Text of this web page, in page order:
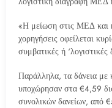
«Η μείωση στις ΜΕΔ και
χορηγήσεις οφείλεται
συμβατικές ή
Παράλληλα, τα δάνεια
υποχώρησαν στα €4,59
συνολικών δανείων, από